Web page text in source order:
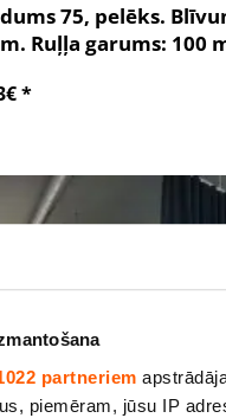
partneriem
piemēram, jūsu IP
75, pelēks.
Ruļļa garums: 100
*